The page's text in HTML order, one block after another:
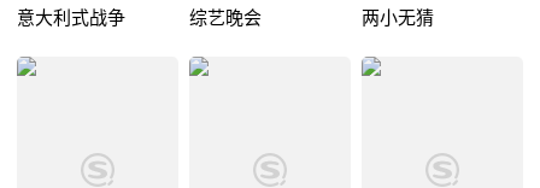
意大利式战争 综艺晚会 两小无猜